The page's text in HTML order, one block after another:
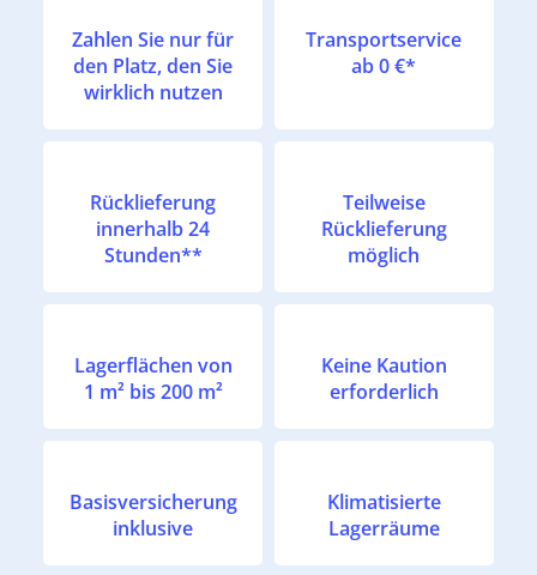
Zahlen Sie nur für
den Platz, den Sie
wirklich nutzen
Transportservice
ab 0 €*
Rücklieferung
innerhalb 24
Stunden**
Teilweise
Rücklieferung
möglich
Lagerflächen von
1 m² bis 200 m²
Keine Kaution
erforderlich
Basisversicherung
inklusive
Klimatisierte
Lagerräume